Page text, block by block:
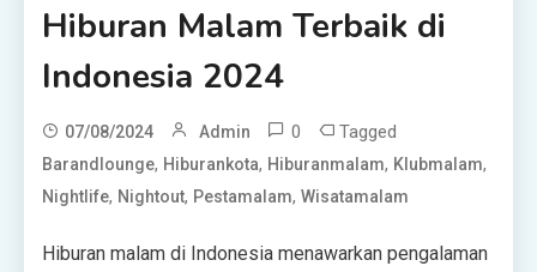
Hiburan Malam Terbaik di
Indonesia 2024
07/08/2024 Admin 0 Tagged
Barandlounge, Hiburankota, Hiburanmalam, Klubmalam,
Nightlife, Nightout, Pestamalam,Wisatamalam
Hiburan malam di Indonesia menawarkan pengalaman